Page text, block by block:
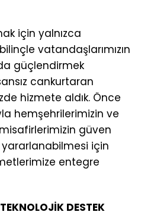
için yalnızca
vatandaşlarımızın
güçlendirmek
cankurtaran
hizmete aldık. Önce
hemşehrilerimizin ve
güven
için
entegre
DESTEK